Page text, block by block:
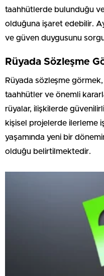
taahhütlerde bulunduğu
olduğuna işaret edebilir.
ve güven duygusunu
Rüyada Sözleşme
Rüyada sözleşme
taahhütler ve önemli
rüyalar, ilişkilerde
kişisel projelerde ilerleme
yaşamında yeni bir
olduğu belirtilmektedir.